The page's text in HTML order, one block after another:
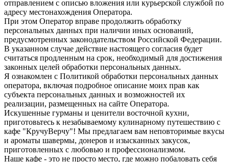
отправлением с описью вложения или курьерской службой по
адресу местонахождения Оператора.
При этом Оператор вправе продолжить обработку
персональных данных при наличии иных оснований,
предусмотренных законодательством Российской Федерации.
В указанном случае действие настоящего согласия будет
считаться продленным на срок, необходимый для достижения
законных целей обработки персональных данных.
Я ознакомлен с Политикой обработки персональных данных
оператора, включая подробное описание моих прав как
субъекта персональных данных и возможностей их
реализации, размещенных на сайте Оператора.
Искушенные гурманы и ценители восточной кухни,
приготовьтесь к незабываемому кулинарному путешествию с
кафе "КручуВерчу"! Мы предлагаем вам неповторимые вкусы
и ароматы шавермы, донеров и изысканных закусок,
приготовленных с любовью и профессионализмом.
Наше кафе - это не просто место, где можно побаловать себя